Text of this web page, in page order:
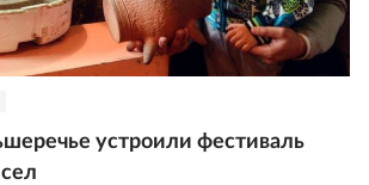
устроили фестиваль